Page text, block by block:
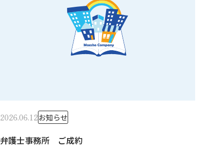
2026.06.12お知らせ
弁護士事務所 ご成約